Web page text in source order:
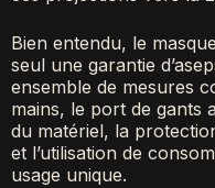
Bien entendu, le
seul une garantie
ensemble de mesures
mains, le port de gants
du matériel, la
et l’utilisation de
usage unique.